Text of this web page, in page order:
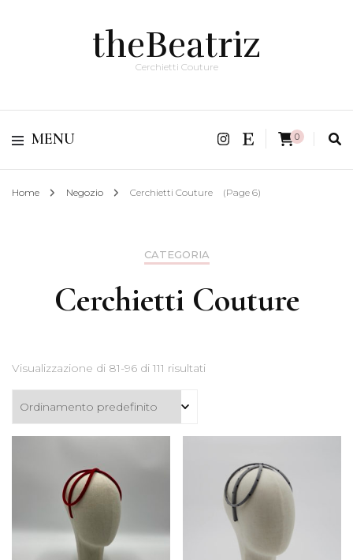
theBeatriz
Cerchietti Couture
MENU 0
Home Negozio Cerchietti Couture (Page 6)
CATEGORIA
Cerchietti Couture
Visualizzazione di 81-96 di 111 risultati